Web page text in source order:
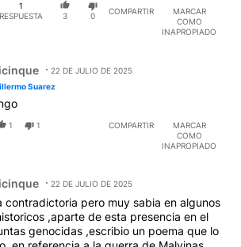
1
RESPUESTA
3 0
COMPARTIR
MARCAR
COMO
INAPROPIADO
22 DE JULIO DE 2025
Suarez
1 1 COMPARTIR
MARCAR
COMO
INAPROPIADO
venticinque.
22 DE JULIO DE 2025
contradictoria pero muy sabia en algunos
,aparte de esta presencia en el
genocidas ,escribio un poema que lo